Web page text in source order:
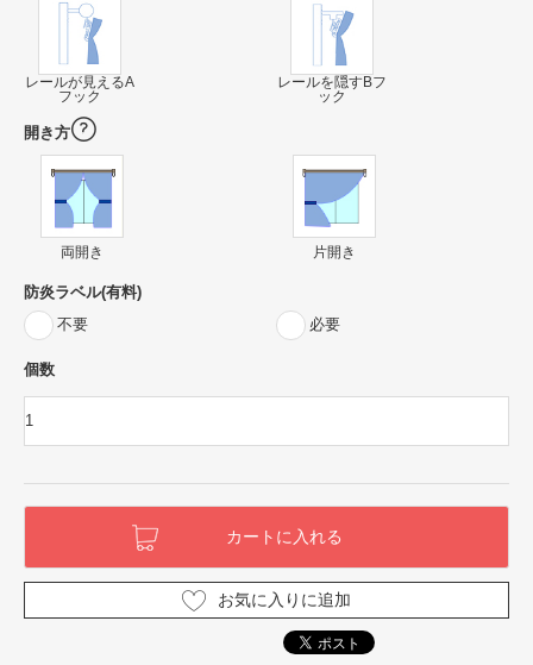
レールが見えるA
フック
レールを隠すBフ
ック
開き方
両開き 片開き
防炎ラベル(有料)
不要
必要
個数
お気に入りに追加